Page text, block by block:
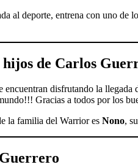
al deporte, entrena con uno de
hijos de Carlos
encuentran disfrutando la llegada
Gracias a todos por los
la familia del Warrior es Nono,